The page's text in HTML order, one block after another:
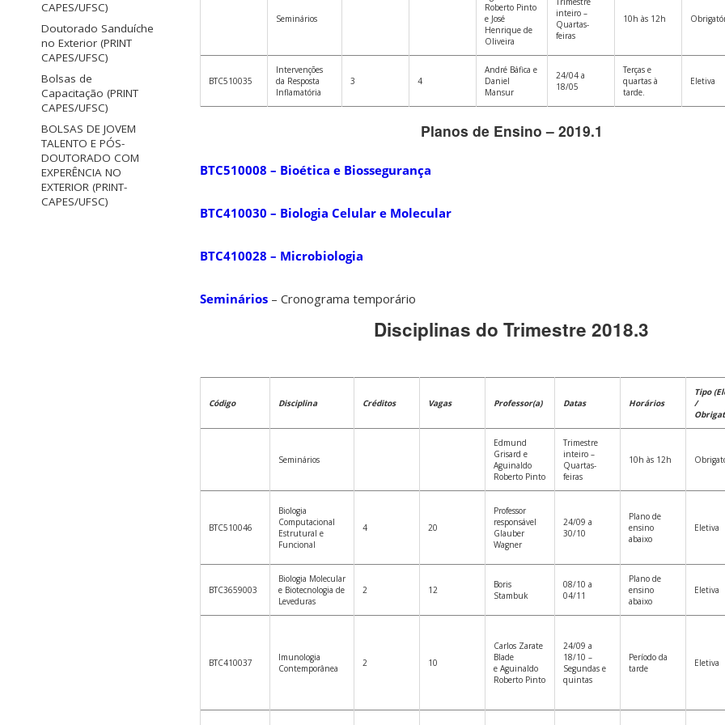
CAPES/UFSC)
Doutorado Sanduíche
no Exterior (PRINT
CAPES/UFSC)
Bolsas de
Capacitação (PRINT
CAPES/UFSC)
BOLSAS DE JOVEM
TALENTO E PÓS-
DOUTORADO COM
EXPERÊNCIA NO
EXTERIOR (PRINT-
CAPES/UFSC)
Seminários
Roberto Pinto
e José
Henrique de
Oliveira
inteiro –
Quartas-
feiras
10h às 12h
BTC510035
Intervenções
da Resposta
Inflamatória
3 4
André Báfica e
Daniel
Mansur
24/04 a
18/05
Terças e
quartas à
tarde.
Eletiva
Planos de Ensino – 2019.1
BTC510008 – Bioética e Biossegurança
BTC410030 – Biologia Celular e Molecular
BTC410028 – Microbiologia
Seminários – Cronograma temporário
Disciplinas do Trimestre 2018.3
Código Disciplina Créditos Vagas Professor(a) Datas Horários
Tipo
/
Seminários
Edmund
Grisard e
Aguinaldo
Roberto Pinto
Trimestre
inteiro –
Quartas-
feiras
10h às 12h
BTC510046
Biologia
Computacional
Estrutural e
Funcional
4 20
Professor
responsável
Glauber
Wagner
24/09 a
30/10
Plano de
ensino
abaixo
Eletiva
BTC3659003
Biologia Molecular
e Biotecnologia de
Leveduras
2 12
Boris
Stambuk
08/10 a
04/11
Plano de
ensino
abaixo
Eletiva
BTC410037
Imunologia
Contemporânea
2 10
Carlos Zarate
Blade
e Aguinaldo
Roberto Pinto
24/09 a
18/10 –
Segundas e
quintas
Período da
tarde
Eletiva